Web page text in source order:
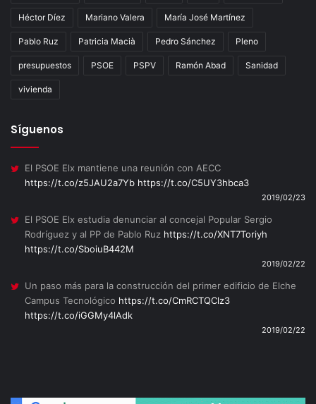
Héctor Díez Mariano Valera María José Martínez
Pablo Ruz Patricia Macià Pedro Sánchez Pleno
presupuestos PSOE PSPV Ramón Abad Sanidad
vivienda
Síguenos
El PSOE Elx mantiene una reunión con AECC
https://t.co/z5JAU2a7Yb https://t.co/C5UY3hbca3
2019/02/23
El PSOE Elx estudia denunciar al concejal Popular Sergio
Rodríguez y al PP de Pablo Ruz https://t.co/XNT7Toriyh
https://t.co/SboiuB442M
2019/02/22
Un paso más para la construcción del primer edificio de Elche
Campus Tecnológico https://t.co/CmRCTQClz3
https://t.co/iGGMy4lAdk
2019/02/22